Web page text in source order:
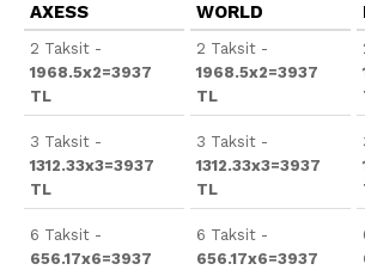
AXESS
2 Taksit -
1968.5x2=3937
TL
3 Taksit -
1312.33x3=3937
TL
6 Taksit -
656.17x6=3937
WORLD
2 Taksit -
1968.5x2=3937
TL
3 Taksit -
1312.33x3=3937
TL
6 Taksit -
656.17x6=3937